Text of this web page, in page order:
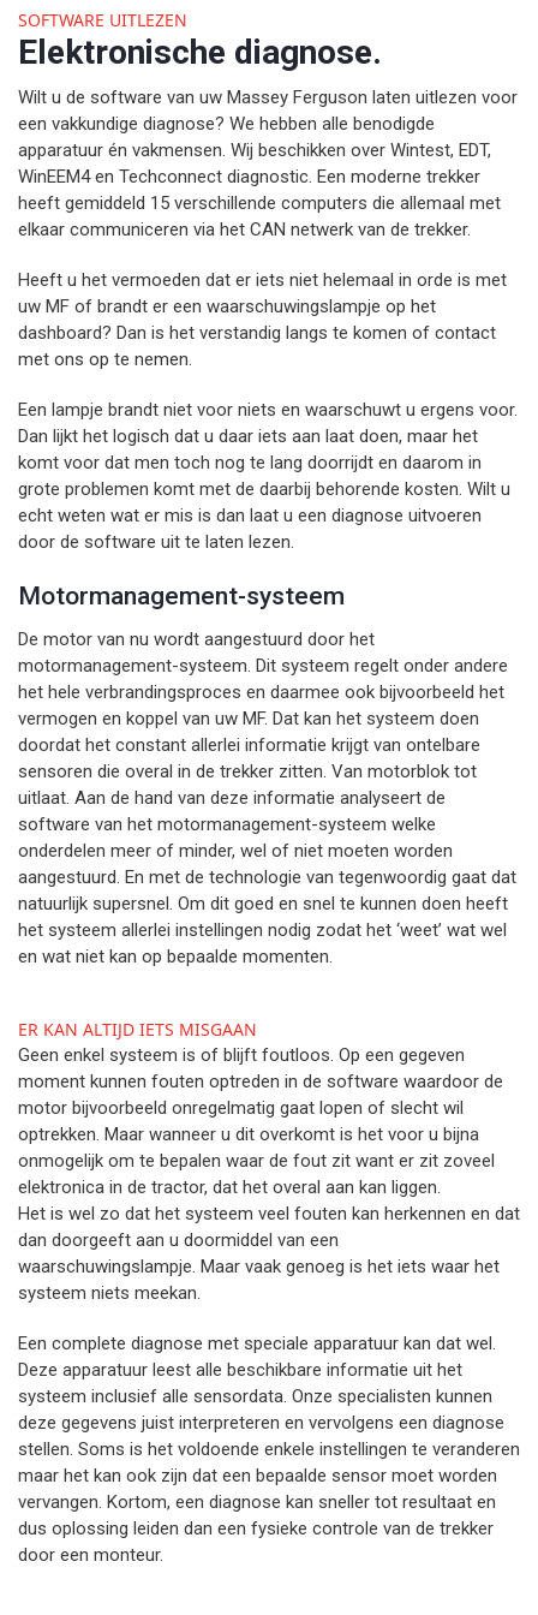
SOFTWARE UITLEZEN
Elektronische diagnose.
Wilt u de software van uw Massey Ferguson laten uitlezen voor
een vakkundige diagnose? We hebben alle benodigde
apparatuur én vakmensen. Wij beschikken over Wintest, EDT,
WinEEM4 en Techconnect diagnostic. Een moderne trekker
heeft gemiddeld 15 verschillende computers die allemaal met
elkaar communiceren via het CAN netwerk van de trekker.
Heeft u het vermoeden dat er iets niet helemaal in orde is met
uw MF of brandt er een waarschuwingslampje op het
dashboard? Dan is het verstandig langs te komen of contact
met ons op te nemen.
Een lampje brandt niet voor niets en waarschuwt u ergens voor.
Dan lijkt het logisch dat u daar iets aan laat doen, maar het
komt voor dat men toch nog te lang doorrijdt en daarom in
grote problemen komt met de daarbij behorende kosten. Wilt u
echt weten wat er mis is dan laat u een diagnose uitvoeren
door de software uit te laten lezen.
Motormanagement-systeem
De motor van nu wordt aangestuurd door het
motormanagement-systeem. Dit systeem regelt onder andere
het hele verbrandingsproces en daarmee ook bijvoorbeeld het
vermogen en koppel van uw MF. Dat kan het systeem doen
doordat het constant allerlei informatie krijgt van ontelbare
sensoren die overal in de trekker zitten. Van motorblok tot
uitlaat. Aan de hand van deze informatie analyseert de
software van het motormanagement-systeem welke
onderdelen meer of minder, wel of niet moeten worden
aangestuurd. En met de technologie van tegenwoordig gaat dat
natuurlijk supersnel. Om dit goed en snel te kunnen doen heeft
het systeem allerlei instellingen nodig zodat het ‘weet’ wat wel
en wat niet kan op bepaalde momenten.
ER KAN ALTIJD IETS MISGAAN
Geen enkel systeem is of blijft foutloos. Op een gegeven
moment kunnen fouten optreden in de software waardoor de
motor bijvoorbeeld onregelmatig gaat lopen of slecht wil
optrekken. Maar wanneer u dit overkomt is het voor u bijna
onmogelijk om te bepalen waar de fout zit want er zit zoveel
elektronica in de tractor, dat het overal aan kan liggen.
Het is wel zo dat het systeem veel fouten kan herkennen en dat
dan doorgeeft aan u doormiddel van een
waarschuwingslampje. Maar vaak genoeg is het iets waar het
systeem niets meekan.
Een complete diagnose met speciale apparatuur kan dat wel.
Deze apparatuur leest alle beschikbare informatie uit het
systeem inclusief alle sensordata. Onze specialisten kunnen
deze gegevens juist interpreteren en vervolgens een diagnose
stellen. Soms is het voldoende enkele instellingen te veranderen
maar het kan ook zijn dat een bepaalde sensor moet worden
vervangen. Kortom, een diagnose kan sneller tot resultaat en
dus oplossing leiden dan een fysieke controle van de trekker
door een monteur.